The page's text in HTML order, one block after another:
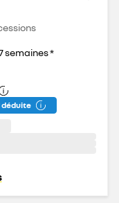
semaines *
déduite